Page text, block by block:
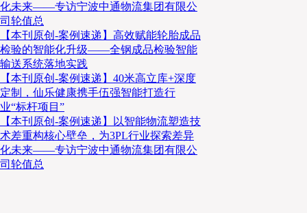
科捷智能(股票代码: 688455)是一家自有核心技术与产
系统解决方案提供商。业务范围涵盖企业数字化咨询
统集成、设备研发制造、软件研发实施、现场安装调试
现已在全球25+国家成功交付 1300+ 智能化项目，行
零售、新能源锂电、汽车零部件、轮胎、锂电材料、
等。
化未来——专访宁波中通物流集团有限公
司轮值总
【本刊原创-案例速递】高效赋能轮胎成品
检验的智能化升级——全钢成品检验智能
输送系统落地实践
【本刊原创-案例速递】40米高立库+深度
定制，仙乐健康携手伍强智能打造行
业“标杆项目”
【本刊原创-案例速递】以智能物流塑造技
术差重构核心壁垒，为3PL行业探索差异
化未来——专访宁波中通物流集团有限公
司轮值总